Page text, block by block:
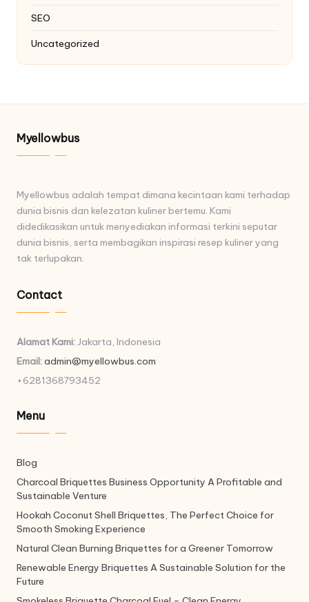
SEO
Uncategorized
Myellowbus
Myellowbus adalah tempat dimana kecintaan kami terhadap
dunia bisnis dan kelezatan kuliner bertemu. Kami
didedikasikan untuk menyediakan informasi terkini seputar
dunia bisnis, serta membagikan inspirasi resep kuliner yang
tak terlupakan.
Contact
Alamat Kami:Jakarta, Indonesia
Email:admin@myellowbus.com
+6281368793452
Menu
Blog
Charcoal Briquettes Business Opportunity A Profitable and
Sustainable Venture
Hookah Coconut Shell Briquettes, The Perfect Choice for
Smooth Smoking Experience
Natural Clean Burning Briquettes for a Greener Tomorrow
Renewable Energy Briquettes A Sustainable Solution for the
Future